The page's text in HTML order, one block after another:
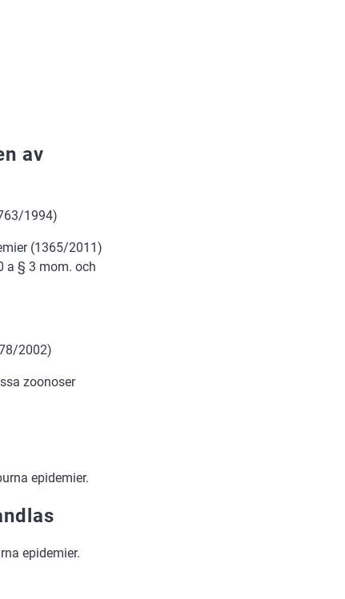
av
1994)
(1365/2011)
a § 3 mom. och
2002)
zoonoser
epidemier.
epidemier.